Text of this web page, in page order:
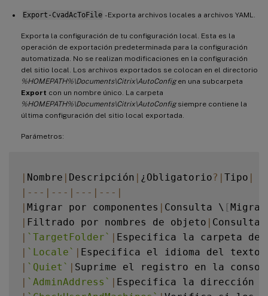
Export-CvadAcToFile - Exporta archivos locales a archivos YAML.
Exporta la configuración de tu configuración local. Esta es la
operación de exportación predeterminada para la configuración
automatizada. No se realizan modificaciones en la configuración
del sitio local. Los archivos exportados se colocan en el directorio
%HOMEPATH%\Documents\Citrix\AutoConfigen una subcarpeta
Export con un nombre único. La carpeta
%HOMEPATH%\Documents\Citrix\AutoConfigsiempre contiene la
última configuración del sitio local exportada.
Parámetros:
| Nombre | Descripción | ¿Obligatorio? | Tipo |
| -- - | -- - | -- - | -- - |
| Migrar por componentes | Consulta \ [Migrar
| Filtrado por nombres de objeto | Consulta
| ` TargetFolder` | Especifica la carpeta de
| ` Locale` | Especifica el idioma del texto
| ` Quiet ` | Suprime el registro en la
| ` AdminAddress ` | Especifica la dirección